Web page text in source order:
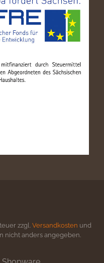
zzgl. Versandkosten und
nicht anders angegeben.